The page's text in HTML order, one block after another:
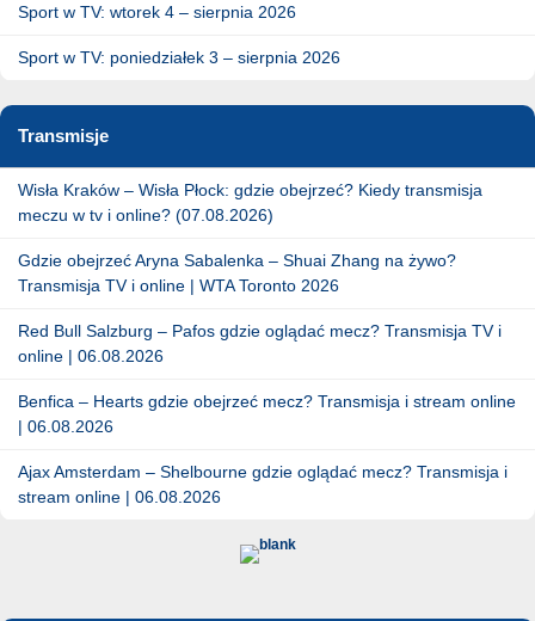
Sport w TV: wtorek 4 – sierpnia 2026
Sport w TV: poniedziałek 3 – sierpnia 2026
Transmisje
Wisła Kraków – Wisła Płock: gdzie obejrzeć? Kiedy transmisja
meczu w tv i online? (07.08.2026)
Gdzie obejrzeć Aryna Sabalenka – Shuai Zhang na żywo?
Transmisja TV i online | WTA Toronto 2026
Red Bull Salzburg – Pafos gdzie oglądać mecz? Transmisja TV i
online | 06.08.2026
Benfica – Hearts gdzie obejrzeć mecz? Transmisja i stream online
| 06.08.2026
Ajax Amsterdam – Shelbourne gdzie oglądać mecz? Transmisja i
stream online | 06.08.2026